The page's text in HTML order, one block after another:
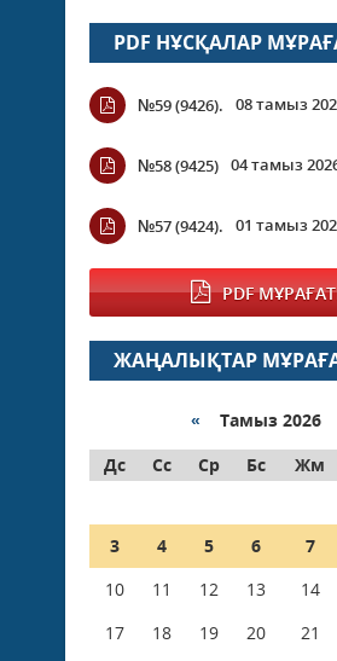
PDF НҰСҚАЛАР
№59 (9426). 08 тамыз
№58 (9425) 04 тамыз
№57 (9424). 01 тамыз
PDF
ЖАҢАЛЫҚТАР
« Тамыз 2026
Дс
Сс Ср Бс Жм
3
4 5 6 7
10
11 12 13 14
17
18 19 20 21